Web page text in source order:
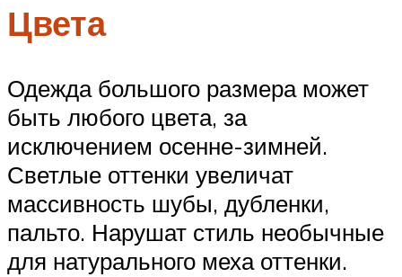
Цвета
Одежда большого размера может
быть любого цвета, за
исключением осенне-зимней.
Светлые оттенки увеличат
массивность шубы, дубленки,
пальто. Нарушат стиль необычные
для натурального меха оттенки.